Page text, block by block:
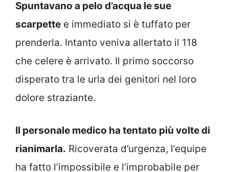
Spuntavano a pelo d’acqua le sue
scarpette e immediato si è tuffato per
prenderla. Intanto veniva allertato il 118
che celere è arrivato. Il primo soccorso
disperato tra le urla dei genitori nel loro
dolore straziante.
Il personale medico ha tentato più volte di
rianimarla. Ricoverata d’urgenza, l’equipe
ha fatto l’impossibile e l’improbabile per